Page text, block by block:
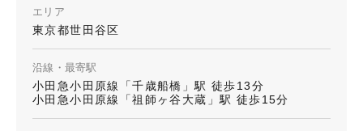
エリア
東京都世田谷区
沿線・最寄駅
小田急小田原線「千歳船橋」駅 徒歩13分
小田急小田原線「祖師ヶ谷大蔵」駅 徒歩15分